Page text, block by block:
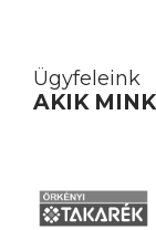
Ügyfeleink
AKIK